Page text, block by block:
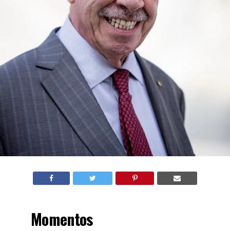
Momentos